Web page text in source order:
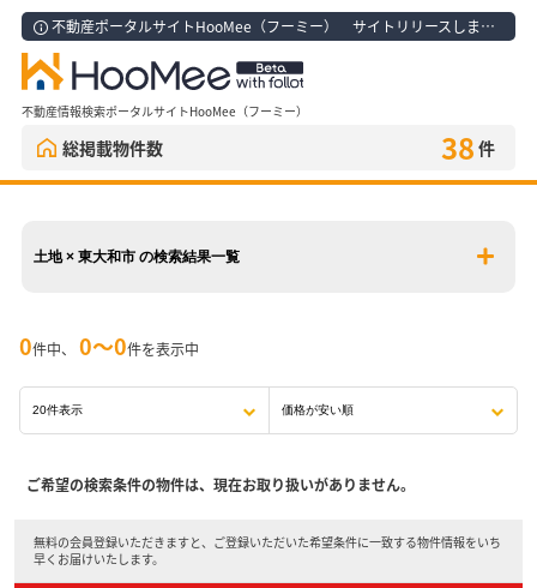
不動産ポータルサイトHooMee（フーミー） サイトリリースしました！
不動産情報検索ポータルサイトHooMee（フーミー）
総掲載物件数 38 件
土地 × 東大和市 の検索結果一覧
0件中、 0〜0件を表示中
ご希望の検索条件の物件は、現在お取り扱いがありません。
無料の会員登録いただきますと、ご登録いただいた希望条件に一致する物件情報をいち
早くお届けいたします。